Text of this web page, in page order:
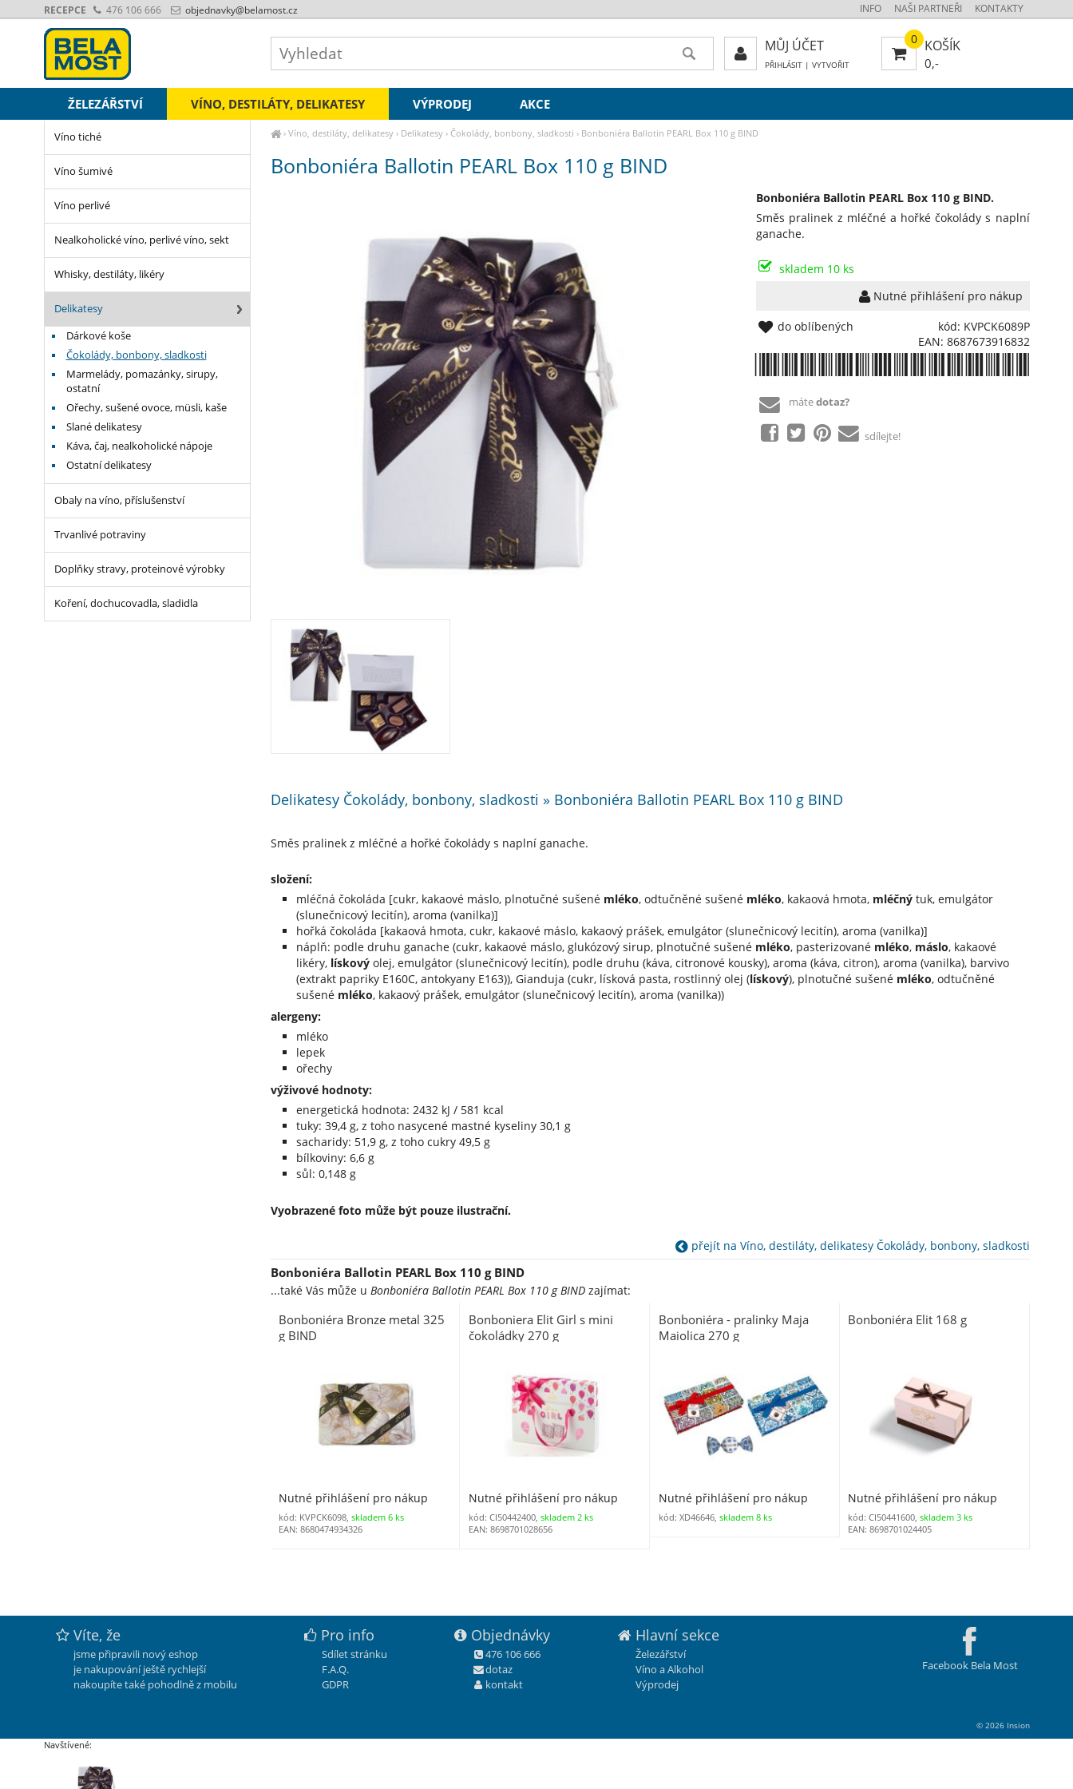
› Víno, destiláty, delikatesy› Delikatesy› Čokolády, bonbony, sladkosti › Bonboniéra Ballotin PEARL Box 110 g BIND
Bonboniéra Ballotin PEARL Box 110 g BIND
Bonboniéra Ballotin PEARL Box 110 g BIND.
Směs pralinek z mléčné a hořké čokolády s naplní
ganache.
skladem 10 ks
Nutné přihlášení pro nákup
kód: KVPCK6089P
EAN: 8687673916832
do oblíbených
mátedotaz?
sdílejte!
Delikatesy Čokolády, bonbony, sladkosti » Bonboniéra Ballotin PEARL Box 110 g BIND
Směs pralinek z mléčné a hořké čokolády s naplní ganache.
složení:
mléčná čokoláda [cukr, kakaové máslo, plnotučné sušené mléko, odtučněné sušené mléko, kakaová hmota, mléčnýtuk, emulgátor
(slunečnicový lecitín), aroma (vanilka)]
hořká čokoláda [kakaová hmota, cukr, kakaové máslo, kakaový prášek, emulgátor (slunečnicový lecitín), aroma (vanilka)]
náplň: podle druhu ganache (cukr, kakaové máslo, glukózový sirup, plnotučné sušené mléko, pasterizované mléko, máslo, kakaové
likéry, lískovýolej, emulgátor (slunečnicový lecitín), podle druhu (káva, citronové kousky), aroma (káva, citron), aroma (vanilka), barvivo
(extrakt papriky E160C, antokyany E163)), Gianduja (cukr, lísková pasta, rostlinný olej (lískový), plnotučné sušené mléko, odtučněné
sušené mléko, kakaový prášek, emulgátor (slunečnicový lecitín), aroma (vanilka))
alergeny:
mléko
lepek
ořechy
výživové hodnoty:
energetická hodnota: 2432 kJ / 581 kcal
tuky: 39,4 g, z toho nasycené mastné kyseliny 30,1 g
sacharidy: 51,9 g, z toho cukry 49,5 g
bílkoviny: 6,6 g
sůl: 0,148 g
Vyobrazené foto může být pouze ilustrační.
přejít na Víno, destiláty, delikatesy Čokolády, bonbony, sladkosti
Bonboniéra Ballotin PEARL Box 110 g BIND
...také Vás může u Bonboniéra Ballotin PEARL Box 110 g BINDzajímat:
Bonboniéra Bronze metal 325
g BIND
Nutné přihlášení pro nákup
kód: KVPCK6098,skladem 6 ks
EAN: 8680474934326
Bonboniera Elit Girl s mini
čokoládky 270 g
Nutné přihlášení pro nákup
kód: CI50442400, skladem 2 ks
EAN: 8698701028656
Bonboniéra - pralinky Maja
Maiolica 270 g
Nutné přihlášení pro nákup
kód: XD46646, skladem 8 ks
Bonboniéra Elit 168 g
Nutné přihlášení pro nákup
kód: CI50441600,skladem 3 ks
EAN: 8698701024405
Víno tiché
Víno šumivé
Víno perlivé
Nealkoholické víno, perlivé víno, sekt
Whisky, destiláty, likéry
Delikatesy
Dárkové koše
Čokolády, bonbony, sladkosti
Marmelády, pomazánky, sirupy,
ostatní
Ořechy, sušené ovoce, müsli, kaše
Slané delikatesy
Káva, čaj, nealkoholické nápoje
Ostatní delikatesy
Obaly na víno, příslušenství
Trvanlivé potraviny
Doplňky stravy, proteinové výrobky
Koření, dochucovadla, sladidla
ŽELEZÁŘSTVÍ VÍNO, DESTILÁTY, DELIKATESY VÝPRODEJ AKCE
INFO NAŠI PARTNEŘI KONTAKTY
RECEPCE 476 106 666 objednavky@belamost.cz
0 KOŠÍK
0,-
MŮJ ÚČET
PŘIHLÁSIT| VYTVOŘIT
Facebook Bela Most
Víte, že
jsme připravili nový eshop
je nakupování ještě rychlejší
nakoupíte také pohodlně z mobilu
Pro info
Sdílet stránku
F.A.Q.
GDPR
Objednávky
476 106 666
dotaz
kontakt
Hlavní sekce
Železářství
Víno a Alkohol
Výprodej
© 2026 Insion
Navštívené: